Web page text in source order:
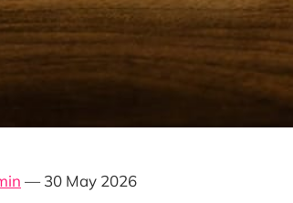
— 30 May 2026